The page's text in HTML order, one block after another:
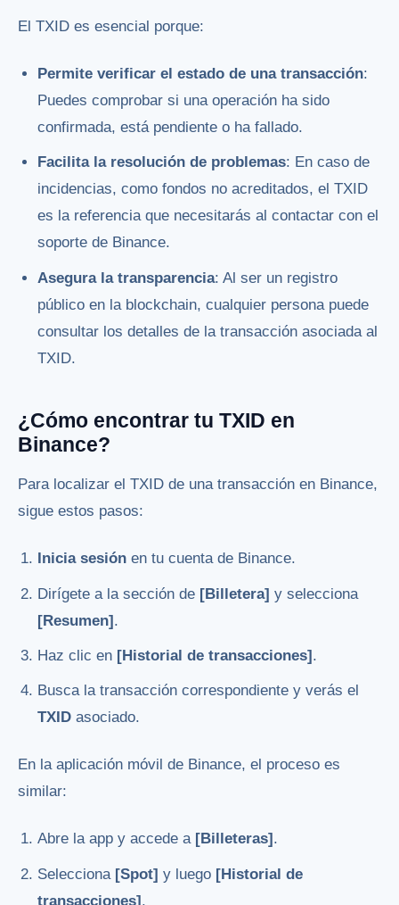
El TXID es esencial porque:
Permite verificar el estado de una transacción:
Puedes comprobar si una operación ha sido
confirmada, está pendiente o ha fallado.
Facilita la resolución de problemas: En caso de
incidencias, como fondos no acreditados, el TXID
es la referencia que necesitarás al contactar con el
soporte de Binance.
Asegura la transparencia: Al ser un registro
público en la blockchain, cualquier persona puede
consultar los detalles de la transacción asociada al
TXID.
¿Cómo encontrar tu TXID en
Binance?
Para localizar el TXID de una transacción en Binance,
sigue estos pasos:
Inicia sesión en tu cuenta de Binance.
Dirígete a la sección de [Billetera] y selecciona
[Resumen].
Haz clic en [Historial de transacciones].
Busca la transacción correspondiente y verás el
TXID asociado.
En la aplicación móvil de Binance, el proceso es
similar:
Abre la app y accede a [Billeteras] .
Selecciona [Spot] y luego [Historial de
transacciones].